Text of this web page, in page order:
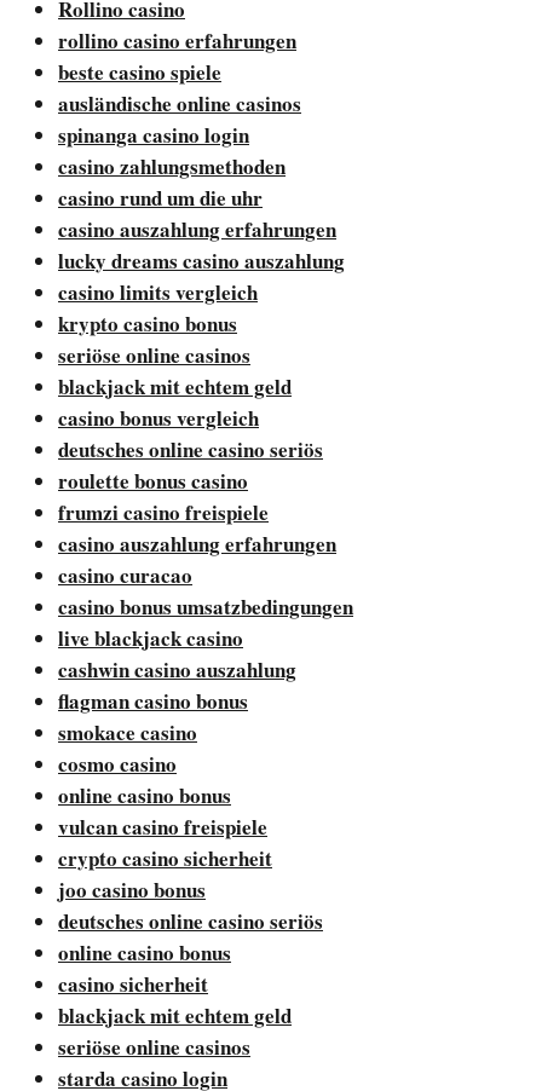
Rollino casino
rollino casino erfahrungen
beste casino spiele
ausländische online casinos
spinanga casino login
casino zahlungsmethoden
casino rund um die uhr
casino auszahlung erfahrungen
lucky dreams casino auszahlung
casino limits vergleich
krypto casino bonus
seriöse online casinos
blackjack mit echtem geld
casino bonus vergleich
deutsches online casino seriös
roulette bonus casino
frumzi casino freispiele
casino auszahlung erfahrungen
casino curacao
casino bonus umsatzbedingungen
live blackjack casino
cashwin casino auszahlung
flagman casino bonus
smokace casino
cosmo casino
online casino bonus
vulcan casino freispiele
crypto casino sicherheit
joo casino bonus
deutsches online casino seriös
online casino bonus
casino sicherheit
blackjack mit echtem geld
seriöse online casinos
starda casino login